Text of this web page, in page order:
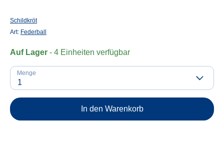
Schildkröt
Art: Federball
Auf Lager - 4 Einheiten verfügbar
Menge
1
In den Warenkorb